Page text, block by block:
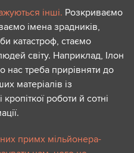
інші. Розкриваємо
імена зрадників,
катастроф, стаємо
світу. Наприклад, Ілон
нас треба прирівняти до
матеріалів із
роботи й сотні
примх мільйонера-